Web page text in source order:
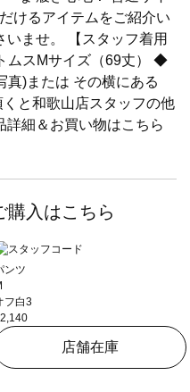
けるアイテムをご紹介い
ませ。 【スタッフ着用
ムスMサイズ（69丈） ◆
真)または その横にある
くと和歌山店スタッフの他
詳細＆お買い物はこちら
購入はこちら
ンツ
フ白3
店舗在庫